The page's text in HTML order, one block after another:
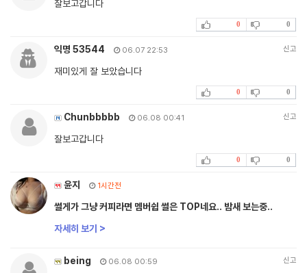
잘보고갑니다
0 0
익명 53544 06.07 22:53 신고
재미있게 잘 보았습니다
0 0
Chunbbbbb 06.08 00:41 신고
잘보고갑니다
0 0
윤지 1시간전
썰게가 그냥 커피라면 멤버쉽 썰은 TOP네요.. 밤새 보는중..
자세히 보기 >
being 06.08 00:59 신고